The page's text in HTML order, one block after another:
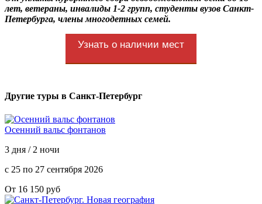
лет, ветераны, инвалиды 1-2 групп, студенты вузов Санкт-
Петербурга, члены многодетных семей.
Узнать о наличии мест
Другие туры в Санкт-Петербург
Осенний вальс фонтанов
3 дня / 2 ночи
с 25 по 27 сентября 2026
От 16 150 руб